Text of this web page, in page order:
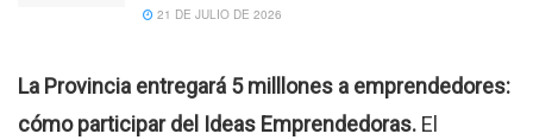
21 DE JULIO DE 2026
La Provincia entregará 5 milllones a emprendedores:
cómo participar del Ideas Emprendedoras. El